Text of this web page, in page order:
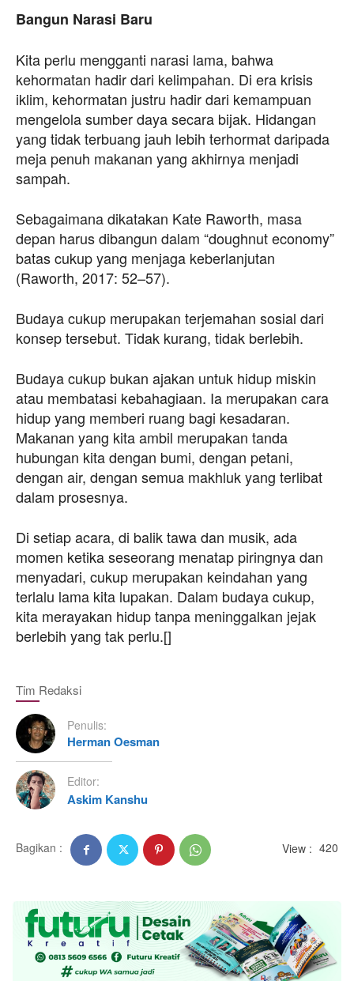
Bangun Narasi Baru
Kita perlu mengganti narasi lama, bahwa
kehormatan hadir dari kelimpahan. Di era krisis
iklim, kehormatan justru hadir dari kemampuan
mengelola sumber daya secara bijak. Hidangan
yang tidak terbuang jauh lebih terhormat daripada
meja penuh makanan yang akhirnya menjadi
sampah.
Sebagaimana dikatakan Kate Raworth, masa
depan harus dibangun dalam “doughnut economy”
batas cukup yang menjaga keberlanjutan
(Raworth, 2017: 52–57).
Budaya cukup merupakan terjemahan sosial dari
konsep tersebut. Tidak kurang, tidak berlebih.
Budaya cukup bukan ajakan untuk hidup miskin
atau membatasi kebahagiaan. Ia merupakan cara
hidup yang memberi ruang bagi kesadaran.
Makanan yang kita ambil merupakan tanda
hubungan kita dengan bumi, dengan petani,
dengan air, dengan semua makhluk yang terlibat
dalam prosesnya.
Di setiap acara, di balik tawa dan musik, ada
momen ketika seseorang menatap piringnya dan
menyadari, cukup merupakan keindahan yang
terlalu lama kita lupakan. Dalam budaya cukup,
kita merayakan hidup tanpa meninggalkan jejak
berlebih yang tak perlu.[]
Tim Redaksi
Penulis:
Herman Oesman
Editor:
Askim Kanshu
Bagikan : View : 420